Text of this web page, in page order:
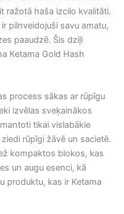
ražotā haša izcilo kvalitāti.
pilnveidojuši savu amatu,
paaudzē. Šis dziļi
Ketama Gold Hash
process sākas ar rūpīgu
izvēlas sveķainākos
tikai vislabākie
rūpīgi žāvē un sacietē.
kompaktos blokos, kas
un augu esenci, kā
produktu, kas ir Ketama